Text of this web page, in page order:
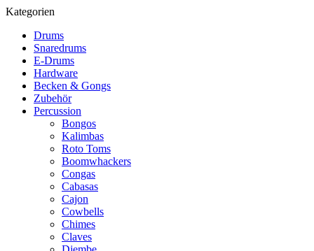
Kategorien
Drums
Snaredrums
E-Drums
Hardware
Becken & Gongs
Zubehör
Percussion
Bongos
Kalimbas
Roto Toms
Boomwhackers
Congas
Cabasas
Cajon
Cowbells
Chimes
Claves